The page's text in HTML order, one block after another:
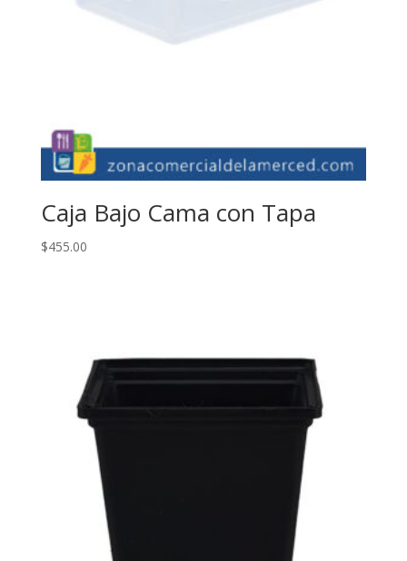
Caja Bajo Cama con Tapa
$455.00